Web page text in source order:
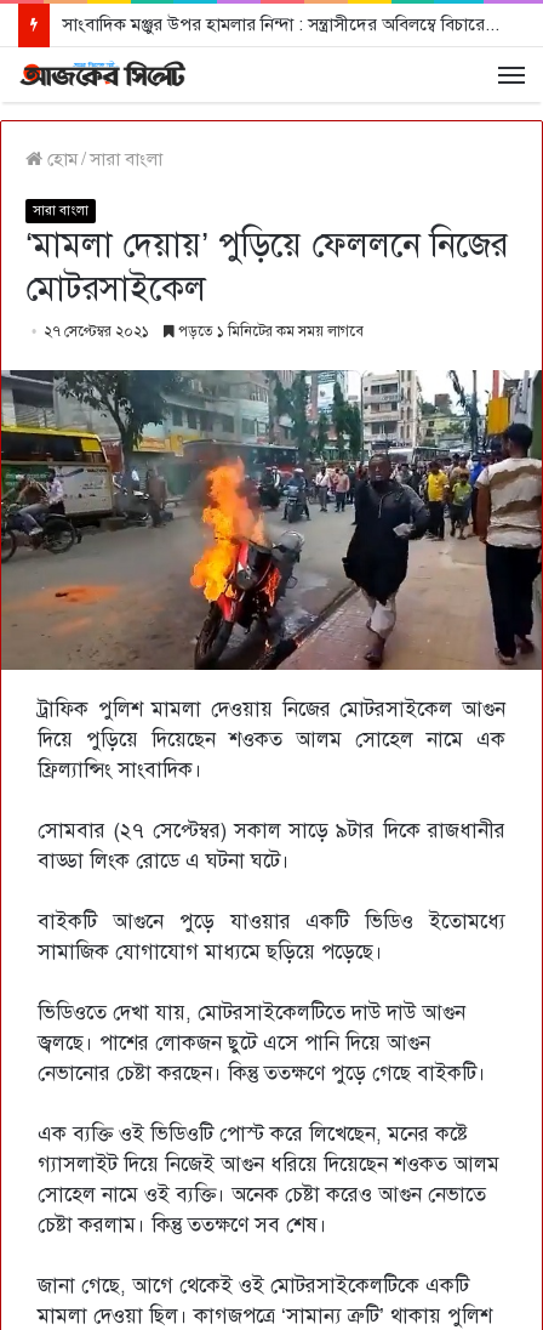
সাংবাদিক মঞ্জুর উপর হামলার নিন্দা : সন্ত্রাসীদের অবিলম্বে বিচারের আওতায় আনার দাবী
হোম/সারা বাংলা
সারা বাংলা
‘মামলা দেয়ায়’ পুড়িয়ে ফেললনে নিজের
মোটরসাইকেল
২৭ সেপ্টেম্বর ২০২১ পড়তে ১ মিনিটের কম সময় লাগবে
ট্রাফিক পুলিশ মামলা দেওয়ায় নিজের মোটরসাইকেল আগুন
দিয়ে পুড়িয়ে দিয়েছেন শওকত আলম সোহেল নামে এক
ফ্রিল্যান্সিং সাংবাদিক।
সোমবার (২৭ সেপ্টেম্বর) সকাল সাড়ে ৯টার দিকে রাজধানীর
বাড্ডা লিংক রোডে এ ঘটনা ঘটে।
বাইকটি আগুনে পুড়ে যাওয়ার একটি ভিডিও ইতোমধ্যে
সামাজিক যোগাযোগ মাধ্যমে ছড়িয়ে পড়েছে।
ভিডিওতে দেখা যায়, মোটরসাইকেলটিতে দাউ দাউ আগুন
জ্বলছে। পাশের লোকজন ছুটে এসে পানি দিয়ে আগুন
নেভানোর চেষ্টা করছেন। কিন্তু ততক্ষণে পুড়ে গেছে বাইকটি।
এক ব্যক্তি ওই ভিডিওটি পোস্ট করে লিখেছেন, মনের কষ্টে
গ্যাসলাইট দিয়ে নিজেই আগুন ধরিয়ে দিয়েছেন শওকত আলম
সোহেল নামে ওই ব্যক্তি। অনেক চেষ্টা করেও আগুন নেভাতে
চেষ্টা করলাম। কিন্তু ততক্ষণে সব শেষ।
জানা গেছে, আগে থেকেই ওই মোটরসাইকেলটিকে একটি
মামলা দেওয়া ছিল। কাগজপত্রে ‘সামান্য ত্রুটি’ থাকায় পুলিশ